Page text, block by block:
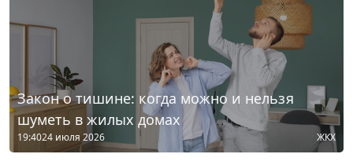
Закон о тишине: когда можно и нельзя
шуметь в жилых домах
19:4024 июля 2026 ЖКХ